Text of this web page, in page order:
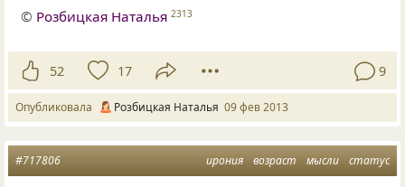
© Розбицкая Наталья 2313
52 17 9
Опубликовала Розбицкая Наталья 09 фев 2013
ирония возраст мысли статус
#717806